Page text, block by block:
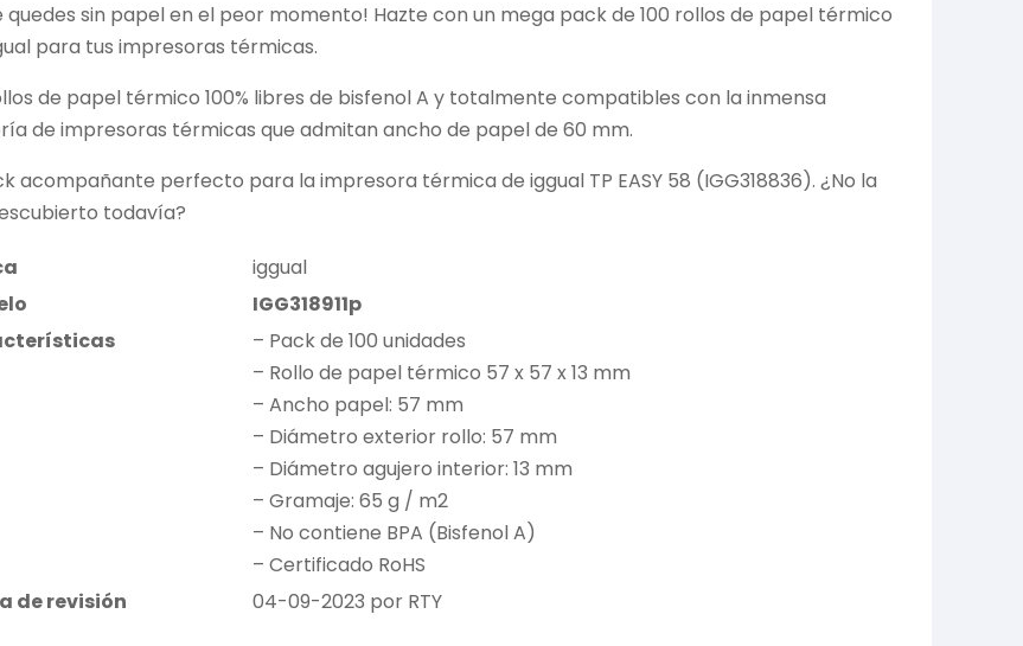
quedes sin papel en el peor momento! Hazte con un mega pack de 100 rollos de papel térmico
para tus impresoras térmicas.
de papel térmico 100% libres de bisfenol A y totalmente compatibles con la inmensa
de impresoras térmicas que admitan ancho de papel de 60 mm.
acompañante perfecto para la impresora térmica de iggual TP EASY 58 (IGG318836). ¿No la
todavía?
iggual
IGG318911p
– Pack de 100 unidades
– Rollo de papel térmico 57 x 57 x 13 mm
– Ancho papel: 57 mm
– Diámetro exterior rollo: 57 mm
– Diámetro agujero interior: 13 mm
– Gramaje: 65 g / m2
– No contiene BPA (Bisfenol A)
– Certificado RoHS
de revisión
04-09-2023 por RTY